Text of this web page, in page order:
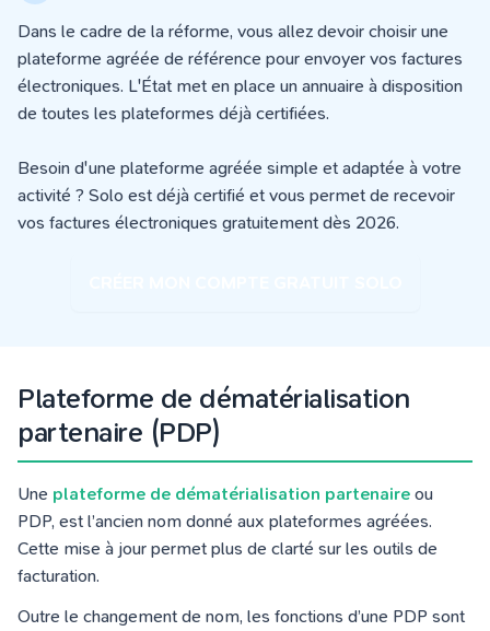
Dans le cadre de la réforme, vous allez devoir choisir une
plateforme agréée de référence pour envoyer vos factures
électroniques. L'État met en place un annuaire à disposition
de toutes les plateformes déjà certifiées.
Besoin d'une plateforme agréée simple et adaptée à votre
activité ? Solo est déjà certifié et vous permet de recevoir
vos factures électroniques gratuitement dès 2026.
Plateforme de dématérialisation
partenaire (PDP)
Une plateforme de dématérialisation partenaire ou
PDP, est l’ancien nom donné aux plateformes agréées.
Cette mise à jour permet plus de clarté sur les outils de
facturation.
Outre le changement de nom, les fonctions d’une PDP sont